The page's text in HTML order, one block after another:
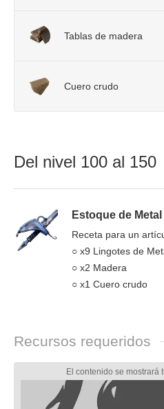
Tablas de madera
Cuero crudo
Del nivel 100 al 150
Estoque de
Receta para un
○ x9 Lingotes de
○ x2 Madera
○ x1 Cuero crudo
Recursos requeridos